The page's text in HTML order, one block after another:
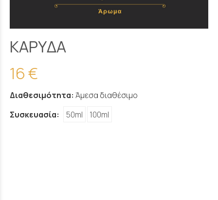
KAPYΔA
16 €
Διαθεσιμότητα: Άμεσα διαθέσιμο
Συσκευασία:
50ml 100ml